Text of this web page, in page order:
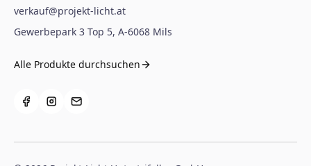
verkauf@projekt-licht.at
Gewerbepark 3 Top 5, A-6068 Mils
Alle Produkte durchsuchen